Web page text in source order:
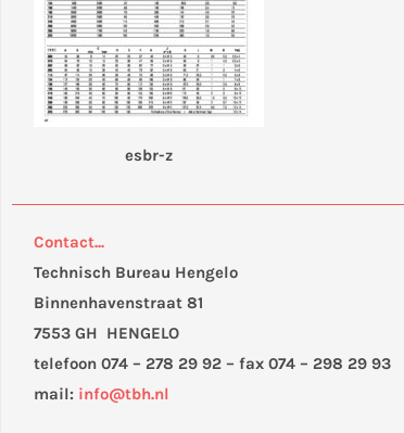
esbr-z
Contact...
Technisch Bureau Hengelo
Binnenhavenstraat 81
7553 GH HENGELO
telefoon 074 – 278 29 92 – fax 074 – 298 29 93
mail: info@tbh.nl